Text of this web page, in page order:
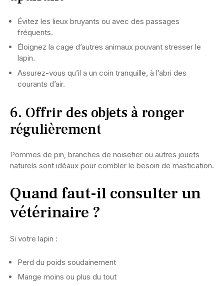
Évitez les lieux bruyants ou avec des passages
fréquents.
Éloignez la cage d’autres animaux pouvant stresser le
lapin.
Assurez-vous qu’il a un coin tranquille, à l’abri des
courants d’air.
6. Offrir des objets à ronger
régulièrement
Pommes de pin, branches de noisetier ou autres jouets
naturels sont idéaux pour combler le besoin de mastication.
Quand faut-il consulter un
vétérinaire ?
Si votre lapin :
Perd du poids soudainement
Mange moins ou plus du tout